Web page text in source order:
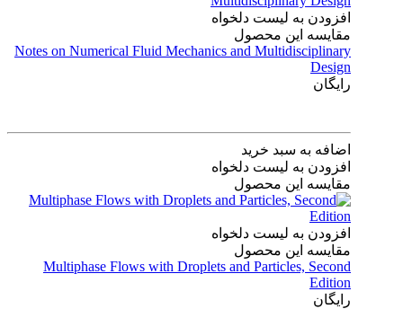
افزودن به لیست دلخواه
مقایسه این محصول
Notes on Numerical Fluid Mechanics and Multidisciplinary
Design
رایگان
اضافه به سبد خرید
افزودن به لیست دلخواه
مقایسه این محصول
افزودن به لیست دلخواه
مقایسه این محصول
Multiphase Flows with Droplets and Particles, Second
Edition
رایگان